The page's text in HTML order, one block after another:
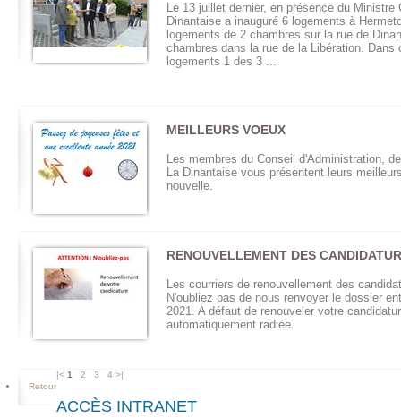
Le 13 juillet dernier, en présence du Ministre
Dinantaise a inauguré 6 logements à
logements de 2 chambres sur la rue de
chambres dans la rue de la Libération. Dans
logements 1 des 3 ...
MEILLEURS VOEUX
Les membres du Conseil d'Administration,
La Dinantaise vous présentent leurs
nouvelle.
RENOUVELLEMENT DES
Les courriers de renouvellement des
N'oubliez pas de nous renvoyer le dossier
2021. A défaut de renouveler votre
automatiquement radiée.
|<
Retour
1 2 3 4 >|
ACCÈS INTRANET